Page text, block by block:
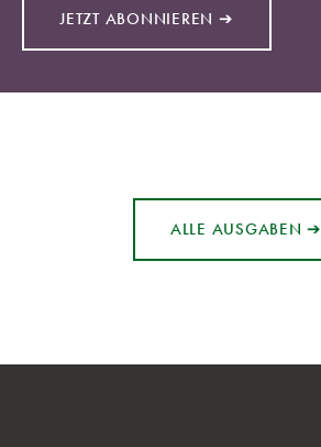
JETZT ABONNIEREN ➔
ALLE AUSGABEN ➔